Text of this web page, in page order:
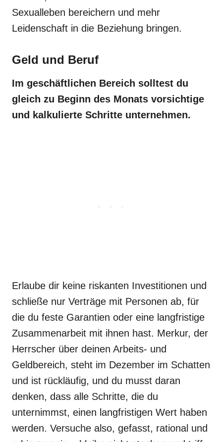
Sexualleben bereichern und mehr
Leidenschaft in die Beziehung bringen.
Geld und Beruf
Im geschäftlichen Bereich solltest du
gleich zu Beginn des Monats vorsichtige
und kalkulierte Schritte unternehmen.
Erlaube dir keine riskanten Investitionen und
schließe nur Verträge mit Personen ab, für
die du feste Garantien oder eine langfristige
Zusammenarbeit mit ihnen hast. Merkur, der
Herrscher über deinen Arbeits- und
Geldbereich, steht im Dezember im Schatten
und ist rückläufig, und du musst daran
denken, dass alle Schritte, die du
unternimmst, einen langfristigen Wert haben
werden. Versuche also, gefasst, rational und